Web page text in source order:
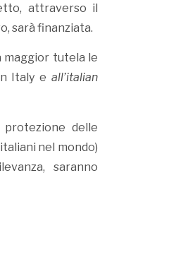
attraverso il
sarà finanziata.
maggior tutela le
Italy e all’italian
delle
nel mondo)
saranno